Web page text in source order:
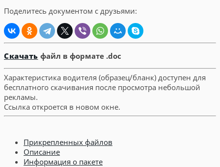
Поделитесь документом с друзьями:
Скачать файл в формате .doc
Характеристика водителя (образец/бланк) доступен для
бесплатного скачивания после просмотра небольшой
рекламы.
Ссылка откроется в новом окне.
Прикрепленных файлов
Описание
Информация о пакете